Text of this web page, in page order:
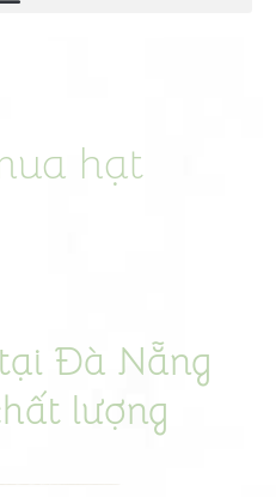
hạt
Đà Nẵng
lượng